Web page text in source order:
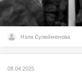
Нэля Сулейменова
08.04.2025